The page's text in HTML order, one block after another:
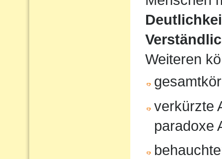
Weiteren
verkürzte
paradoxe